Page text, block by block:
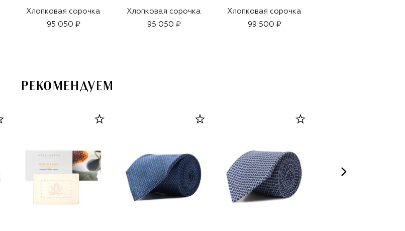
Хлопковая сорочка
95 050 ₽
Хлопковая сорочка
95 050 ₽
Хлопковая сорочка
99 500 ₽
РЕКОМЕНДУЕМ